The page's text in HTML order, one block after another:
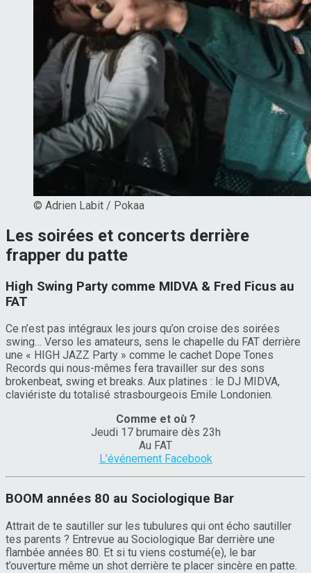
© Adrien Labit / Pokaa
Les soirées et concerts derrière
frapper du patte
High Swing Party comme MIDVA & Fred Ficus au
FAT
Ce n’est pas intégraux les jours qu’on croise des soirées
swing… Verso les amateurs, sens le chapelle du FAT derrière
une « HIGH JAZZ Party » comme le cachet Dope Tones
Records qui nous-mêmes fera travailler sur des sons
brokenbeat, swing et breaks. Aux platines : le DJ MIDVA,
claviériste du totalisé strasbourgeois Emile Londonien.
Comme et où ?
Jeudi 17 brumaire dès 23h
Au FAT
L’événement Facebook
BOOM années 80 au Sociologique Bar
Attrait de te sautiller sur les tubulures qui ont écho sautiller
tes parents ? Entrevue au Sociologique Bar derrière une
flambée années 80. Et si tu viens costumé(e), le bar
t’ouverture même un shot derrière te placer sincère en patte.